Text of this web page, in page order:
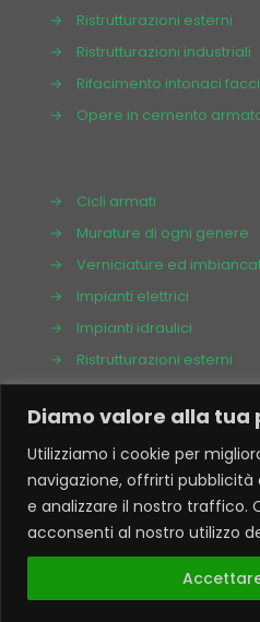
Diamo valore alla tua
Utilizziamo i cookie per
navigazione, offrirti
e analizzare il nostro traffico.
acconsenti al nostro utilizzo
→
Ristrutturazioni esterni
→
Ristrutturazioni industriali
→
Rifacimento intonaci
→
Opere in cemento
→
Cicli armati
→
Murature di ogni genere
→
Verniciature ed
→
Impianti elettrici
→
Impianti idraulici
→
Ristrutturazioni esterni
→
Impianti di
→
Scavi e movimento terra
→
Realizzazione piscine e